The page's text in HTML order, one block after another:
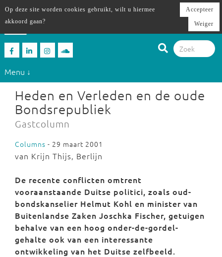
Menu ↓
Heden en Verleden en de oude
Bondsrepubliek
Gastcolumn
Columns - 29 maart 2001
van Krijn Thijs, Berlijn
De recente conflicten omtrent
vooraanstaande Duitse politici, zoals oud-
bondskanselier Helmut Kohl en minister van
Buitenlandse Zaken Joschka Fischer, getuigen
behalve van een hoog onder-de-gordel-
gehalte ook van een interessante
ontwikkeling van het Duitse zelfbeeld.
Op deze site worden cookies gebruikt, wilt u hiermee
akkoord gaan?
Accepteer
Weiger